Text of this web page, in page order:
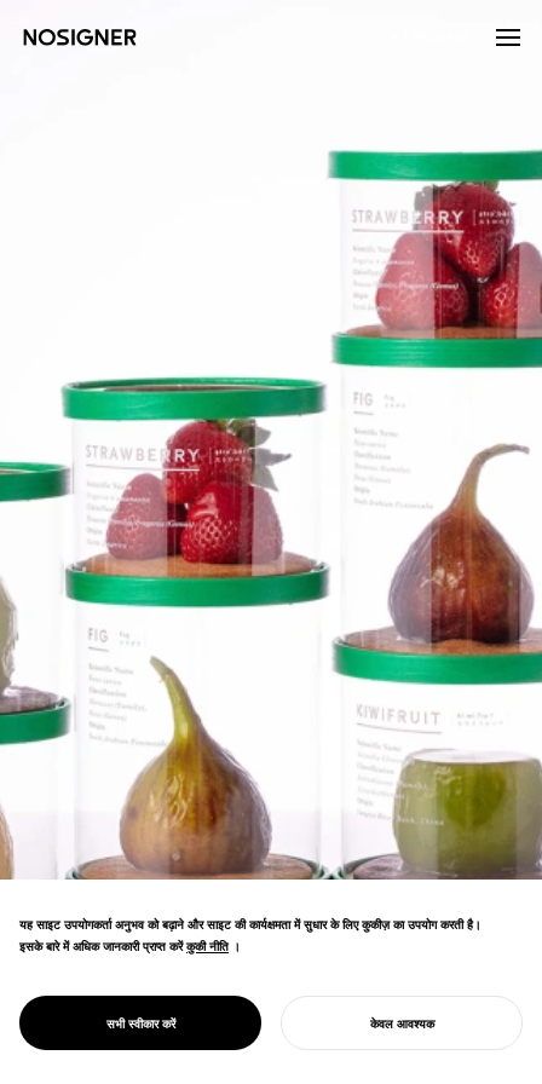
होम
PROJECT
KININAL
केक का आविष्कार किया। उओज़ू बरीड फॉरेस्ट म्यूज़ियम,
तोयामा में दुकान ने आगंतुकों की संख्या तीन गुना बढ़ाई।
यह साइट उपयोगकर्ता अनुभव को बढ़ाने और साइट की कार्यक्षमता में सुधार के लिए कुकीज़ का उपयोग करती है।
इसके बारे में अधिक जानकारी प्राप्त करें कुकी नीति
कुकी नीति ।
सभी स्वीकार करें केवल आवश्यक